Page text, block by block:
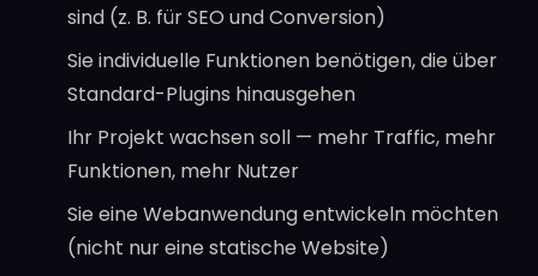
sind (z. B. für SEO und Conversion)
Sie individuelle Funktionen benötigen, die über
Standard-Plugins hinausgehen
Ihr Projekt wachsen soll — mehr Traffic, mehr
Funktionen, mehr Nutzer
Sie eine Webanwendung entwickeln möchten
(nicht nur eine statische Website)